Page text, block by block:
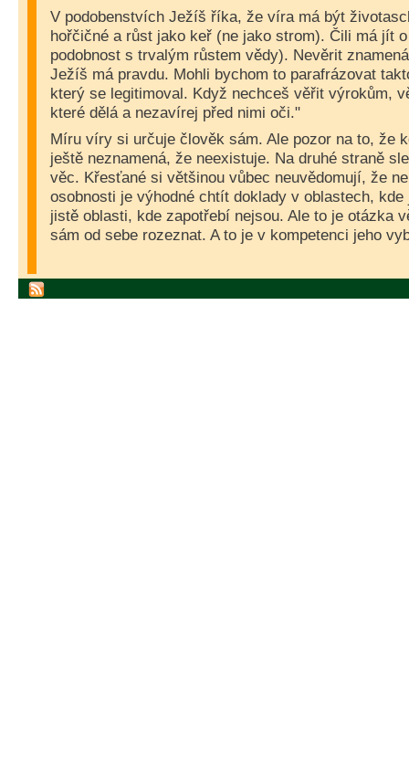
V podobenstvích Ježíš říka, že víra má být
hořčičné a růst jako keř (ne jako strom). Čili má jít
podobnost s trvalým růstem vědy). Nevěrit
Ježíš má pravdu. Mohli bychom to parafrázovat
který se legitimoval. Když nechceš věřit výrokům,
které dělá a nezavírej před nimi oči."
Míru víry si určuje člověk sám. Ale pozor na to, že
ještě neznamená, že neexistuje. Na druhé straně
věc. Křesťané si většinou vůbec neuvědomují, že
osobnosti je výhodné chtít doklady v oblastech,
jistě oblasti, kde zapotřebí nejsou. Ale to je otázka
sám od sebe rozeznat. A to je v kompetenci jeho